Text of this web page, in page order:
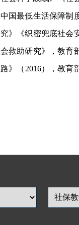
国最低生活保障制
》《织密兜底社
救助研究》，教育
》（2016），教育